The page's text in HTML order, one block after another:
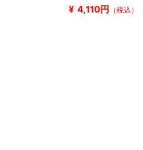
¥ 4,110円 （税込）